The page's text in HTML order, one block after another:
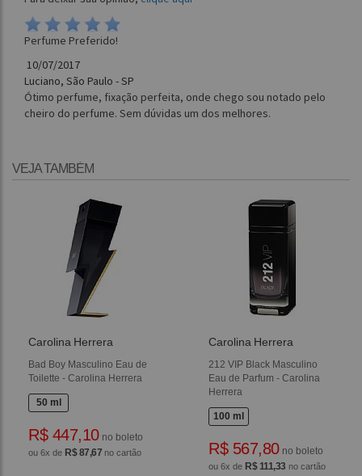
Perfume Preferido!
10/07/2017
Luciano, São Paulo - SP
Ótimo perfume, fixação perfeita, onde chego sou notado pelo
cheiro do perfume. Sem dúvidas um dos melhores.
VEJA TAMBÉM
Carolina Herrera
Bad Boy Masculino Eau de
Toilette - Carolina Herrera
50 ml
R$ 447,10no boleto
ou 6x de R$ 87,67 no cartão
Carolina Herrera
212 VIP Black Masculino
Eau de Parfum - Carolina
Herrera
100 ml
R$ 567,80no boleto
ou 6x de R$ 111,33 no cartão